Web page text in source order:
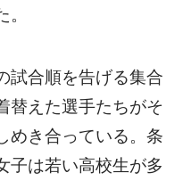
試合順を告げる集合
替えた選手たちがそ
めき合っている。条
子は若い高校生が多